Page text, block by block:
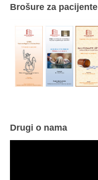
Brošure za pacijente
Drugi o nama